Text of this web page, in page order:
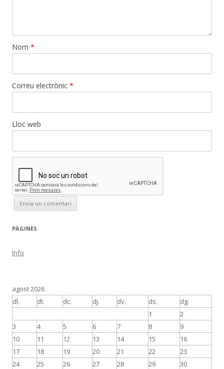
Nom *
Correu electrònic *
Lloc web
PÀGINES
Info
agost 2026
dl.
dt. dc. dj. dv. ds. dg.
1
2
3
4 5 6 7 8
9
10
11 12 13 14 15
16
17
18 19 20 21 22
23
24
25 26 27 28 29
30